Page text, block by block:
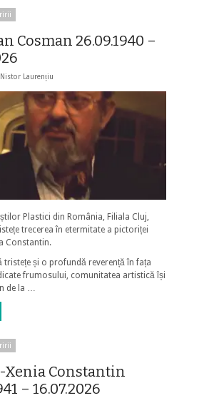
Cosman 26.09.1940 –
Nistor Laurențiu
Plastici din România, Filiala Cluj,
trecerea în etermitate a pictoriței
Constantin.
tristețe și o profundă reverență în fața
frumosului, comunitatea artistică își
de la …
Xenia Constantin
– 16.07.2026